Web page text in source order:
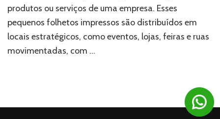
produtos ou serviços de uma empresa. Esses
pequenos folhetos impressos são distribuídos em
locais estratégicos, como eventos, lojas, feiras e ruas
movimentadas, com …